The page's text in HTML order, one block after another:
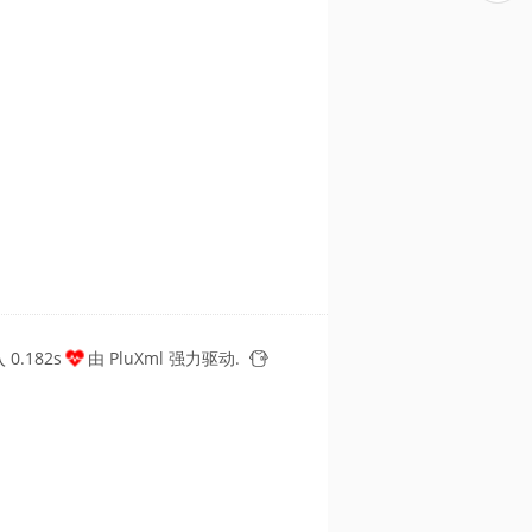
0.182s 由 PluXml 强力驱动.